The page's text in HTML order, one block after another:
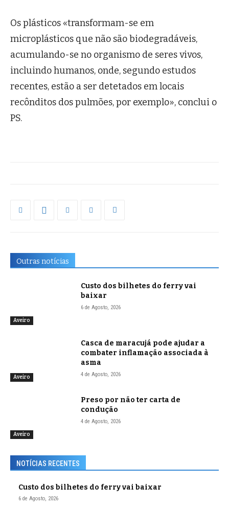
Os plásticos «transformam-se em
microplásticos que não são biodegradáveis,
acumulando-se no organismo de seres vivos,
incluindo humanos, onde, segundo estudos
recentes, estão a ser detetados em locais
recônditos dos pulmões, por exemplo», conclui o
PS.
Outras notícias
Aveiro
Custo dos bilhetes do ferry vai
baixar
6 de Agosto, 2026
Aveiro
Casca de maracujá pode ajudar a
combater inflamação associada à
asma
4 de Agosto, 2026
Aveiro
Preso por não ter carta de
condução
4 de Agosto, 2026
NOTÍCIAS RECENTES
Custo dos bilhetes do ferry vai baixar
6 de Agosto, 2026